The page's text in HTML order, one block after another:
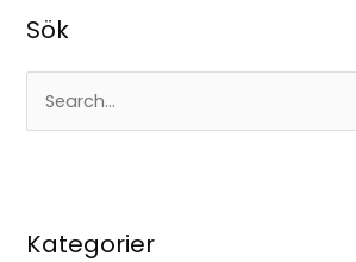
Sök
ö
fKategorier